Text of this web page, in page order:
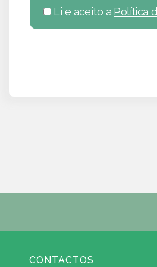
Li e aceito a Política
CONTACTOS